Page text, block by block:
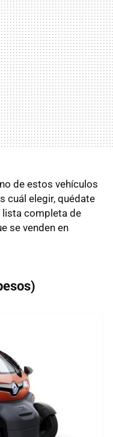
de estos vehículos
cuál elegir, quédate
lista completa de
se venden en